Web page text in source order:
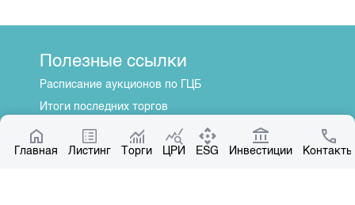
Главная Листинг Торги ЦРИ ESG Инвестиции Контакты
Полезные ссылки
Расписание аукционов по ГЦБ
Итоги последних торгов
Котировки по ЦБ
Центр раскрытия информации